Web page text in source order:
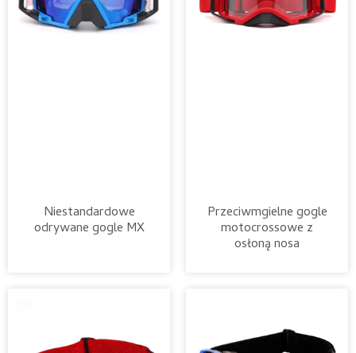
Niestandardowe
odrywane gogle MX
Przeciwmgielne gogle
motocrossowe z
osłoną nosa